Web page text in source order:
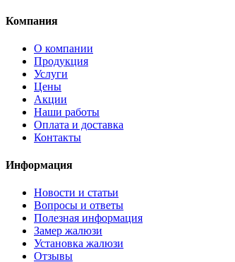
Компания
О компании
Продукция
Услуги
Цены
Акции
Наши работы
Оплата и доставка
Контакты
Информация
Новости и статьи
Вопросы и ответы
Полезная информация
Замер жалюзи
Установка жалюзи
Отзывы